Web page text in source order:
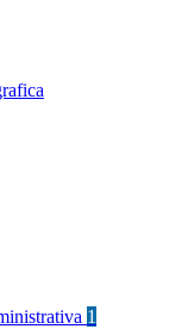
1